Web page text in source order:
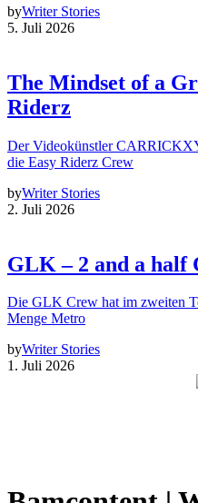
byWriter Stories
5. Juli 2026
The Mindset of a
Riderz
Der Videokünstler
die Easy Riderz Crew
byWriter Stories
2. Juli 2026
GLK – 2 and a half
Die GLK Crew hat im zweiten
Menge Metro
byWriter Stories
1. Juli 2026